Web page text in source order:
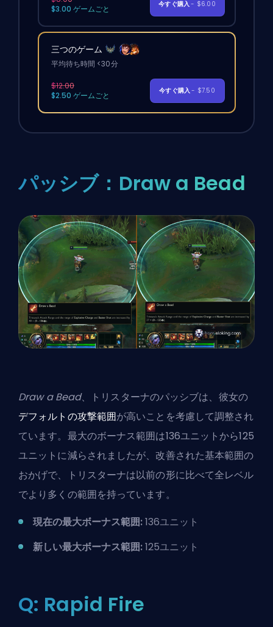
$3.00 ゲームごと
今すぐ購入- $6.00
三つのゲーム
平均待ち時間 <30分
$12.00
$2.50 ゲームごと
今すぐ購入- $7.50
パッシブ：Draw a Bead
Draw a Bead、トリスターナのパッシブは、彼女の
デフォルトの攻撃範囲が高いことを考慮して調整され
ています。最大のボーナス範囲は136ユニットから125
ユニットに減らされましたが、改善された基本範囲の
おかげで、トリスターナは以前の形に比べて全レベル
でより多くの範囲を持っています。
現在の最大ボーナス範囲:136ユニット
新しい最大ボーナス範囲:125ユニット
Q: Rapid Fire